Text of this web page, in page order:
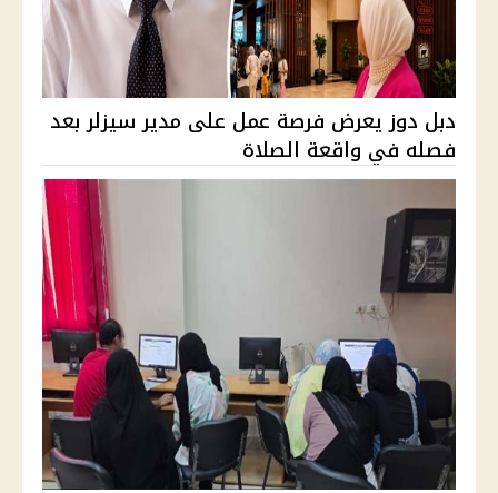
دبل دوز يعرض فرصة عمل على مدير سيزلر بعد
فصله في واقعة الصلاة